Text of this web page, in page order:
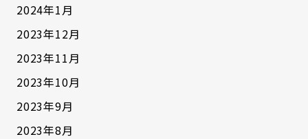
2024年1月
2023年12月
2023年11月
2023年10月
2023年9月
2023年8月